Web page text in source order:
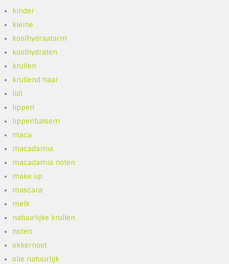
kinder
kleine
koolhydraatarm
koolhydraten
krullen
krullend haar
lidl
lippen
lippenbalsem
maca
macadamia
macadamia noten
make up
mascara
melk
natuurlijke krullen
noten
okkernoot
olie natuurlijk